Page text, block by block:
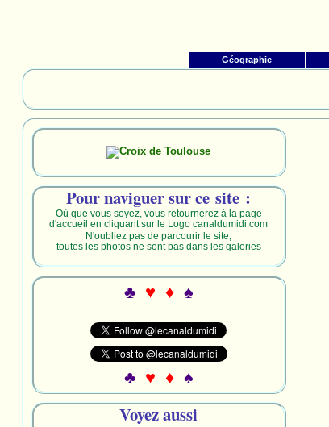
Géographie
Pour naviguer sur ce site :
Où que vous soyez, vous retournerez à la page
d'accueil en cliquant sur le Logo canaldumidi.com
N'oubliez pas de parcourir le site,
toutes les photos ne sont pas dans les galeries
♣ ♥ ♦♠
♣ ♥ ♦♠
Voyez aussi